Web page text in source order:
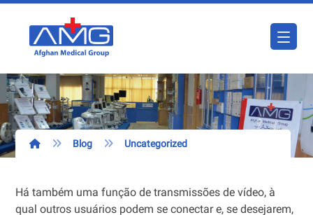
Blog Uncategorized
Há também uma função de transmissões de vídeo, à
qual outros usuários podem se conectar e, se desejarem,